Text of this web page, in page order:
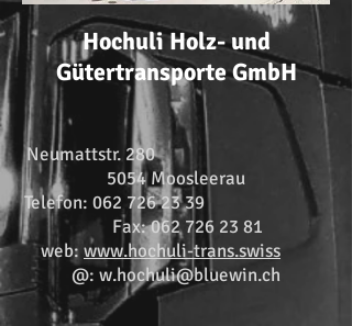
Hochuli Holz- und
Gütertransporte GmbH
Neumattstr. 280
5054 Moosleerau
Telefon: 062 726 23 39
Fax:062 726 23 81
web: www.hochuli-trans.swiss
@: w.hochuli@bluewin.ch